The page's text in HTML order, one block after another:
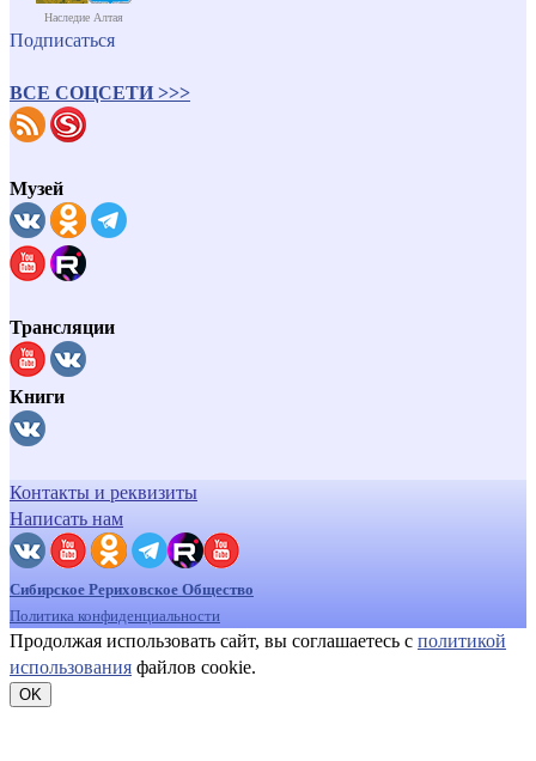
Наследие Алтая
Подписаться
ВСЕ СОЦСЕТИ >>>
Музей
Трансляции
Книги
Контакты и реквизиты
Написать нам
Сибирское Рериховское Общество
Политика конфиденциальности
Продолжая использовать сайт, вы соглашаетесь с политикой
использования файлов cookie.
OK